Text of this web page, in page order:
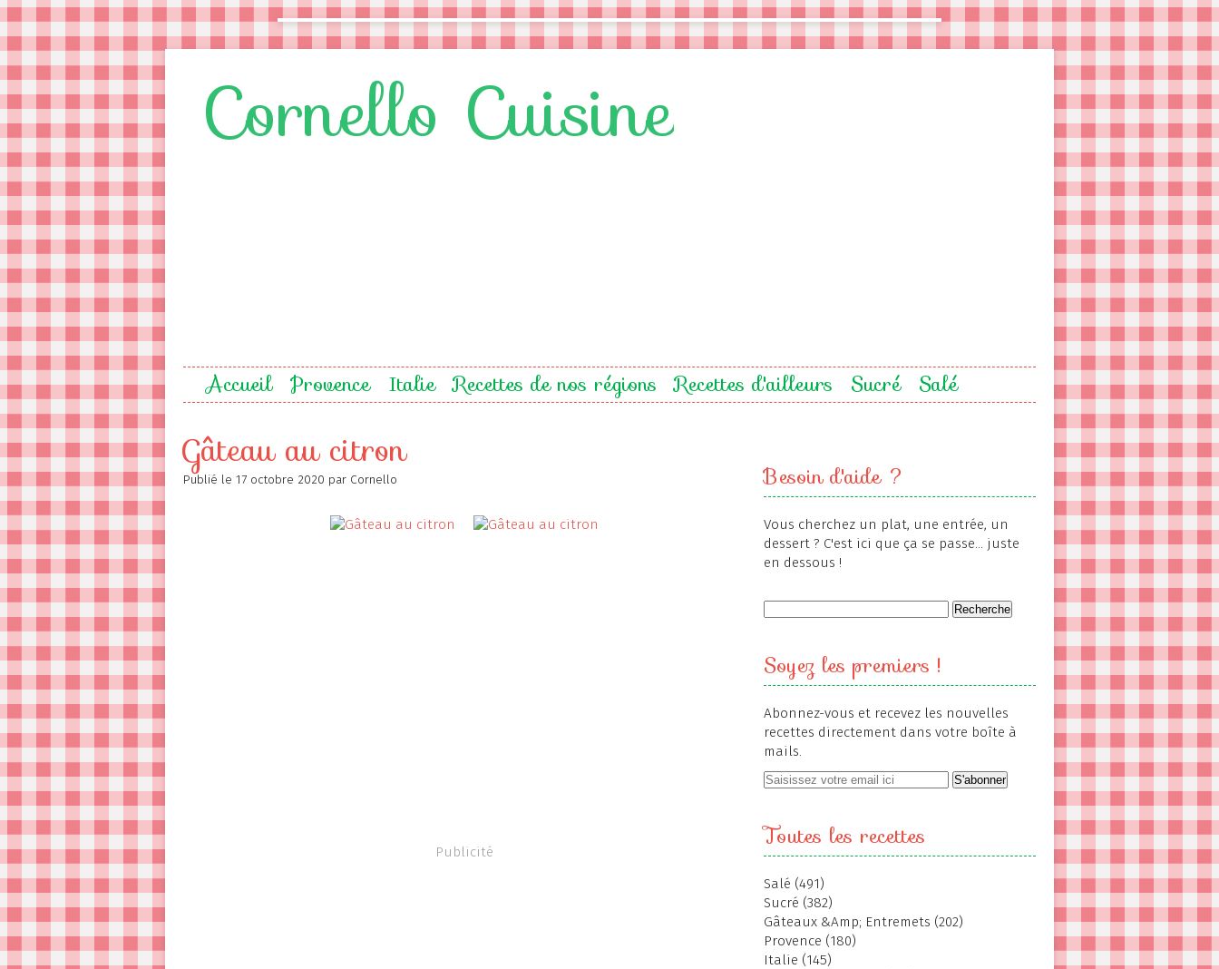
Cornello Cuisine
Accueil Provence Italie Recettes de nos régions Recettes d'ailleurs Sucré Salé
Gâteau au citron
Publié le 17 octobre 2020 par Cornello
Publicité
Besoin d'aide ?
Vous cherchez un plat, une entrée, un
dessert ? C'est ici que ça se passe... juste
en dessous !
Soyez les premiers !
Abonnez-vous et recevez les nouvelles
recettes directement dans votre boîte à
mails.
Toutes les recettes
Salé (491)
Sucré (382)
Gâteaux &Amp; Entremets (202)
Provence (180)
Italie (145)